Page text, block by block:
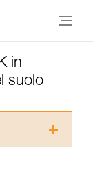
in
suolo